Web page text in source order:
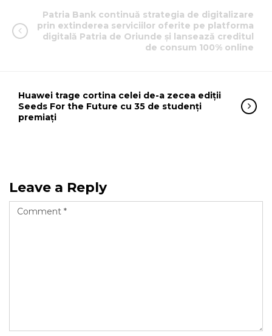
Patria Bank continuă strategia de digitalizare
prin extinderea serviciilor oferite pe platforma
digitală Patria de Oriunde și lansează creditul
de consum 100% online
Huawei trage cortina celei de-a zecea ediții
Seeds For the Future cu 35 de studenți
premiați
Leave a Reply